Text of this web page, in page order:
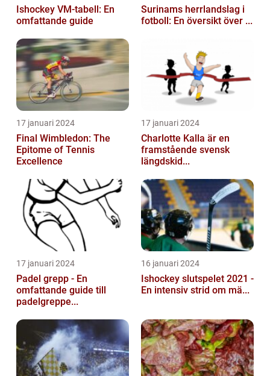
Ishockey VM-tabell: En
omfattande guide
Surinams herrlandslag i
fotboll: En översikt över ...
17 januari 2024
Final Wimbledon: The
Epitome of Tennis
Excellence
17 januari 2024
Charlotte Kalla är en
framstående svensk
längdskid...
17 januari 2024
Padel grepp - En
omfattande guide till
padelgreppe...
16 januari 2024
Ishockey slutspelet 2021 -
En intensiv strid om mä...